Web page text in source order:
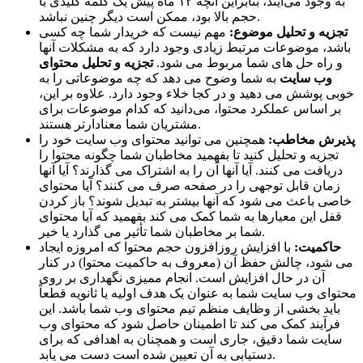
حجم بالا بود، ممکن است دیگر چنین نباشد.
تجزیه و تحلیل موضوع: مهم نیست که خریدار شما چه کسی
باشد، موضوعات مرتبط زیادی وجود دارد که به مشکلات آنها
و راه حل های شما مربوط می شود.تجزیه و تحلیل محتوای
وب سایت به شما وضوح می دهد که چه موضوعاتی را به
خوبی پوشش می دهید و در کجا خلاء وجود دارد. علاوه بر این،
بر اساس عملکرد محتوا، می‌دانید که کدام موضوعات برای
مشتریان شما معنادارتر هستند.
پذیرش مخاطب: همچنین می توانید محتوای وب سایت خود را
تجزیه و تحلیل کنید تا بفهمید مخاطبان شما چگونه محتوا را
دریافت می کنند. آیا آنها آن را به اشتراک می گذارند؟ آیا آنها
زمان قابل توجهی را در صفحه صرف می کنند؟ آیا محتوای
خاصی باعث می شود که آنها بیشتر به تبدیل شوند؟ باز کردن
قفل این معیارها به شما کمک می کند بفهمید که آیا محتوای
شما بر مخاطبان شما تأثیر می گذارد یا خیر.
حاکمیت: با افزایش روزافزون حجم محتوا که امروزه ایجاد
می شود، چالش حفظ آن (معروف به حاکمیت محتوا) در کنار
آن در حال افزایش است. انجام ممیزی نگهداری بر روی
محتوای وب سایت شما به عنوان یک هدف اولیه یا ثانویه قطعاً
باید بخشی از وظایف منظم تیم محتوای وب شما باشد. این
فرآیند کمک می کند تا اطمینان حاصل شود که محتوای وب
سایت شما دقیق، جاری است و همچنان به اهدافی که برای
دستیابی به آن تعیین شده است دست می یابد.